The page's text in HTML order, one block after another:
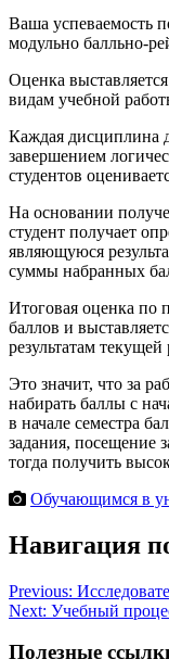
Ваша успеваемость
модульно балльно-
Оценка
видам учебной
Каждая дисциплина
завершением
студентов
На основании
студент получает
являющуюся
суммы набранных
Итоговая оценка по
баллов и
результатам
Это значит, что за
набирать баллы с
в начале семестра
задания, посещение
тогда получить
Обучающимся в
Навигация
Previous:
Next: Учебный
Полезные